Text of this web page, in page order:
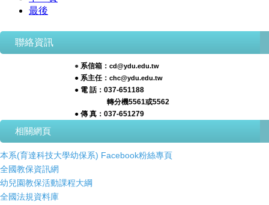
聯絡資訊
● 系信箱： cd@ydu.edu.tw
● 系主任： chc@ydu.edu.tw
● 電 話：037-651188
轉分機5561或5562
● 傳 真：037-651279
相關網頁
本系(育達科技大學幼保系) Facebook粉絲專頁
全國教保資訊網
幼兒園教保活動課程大綱
全國法規資料庫